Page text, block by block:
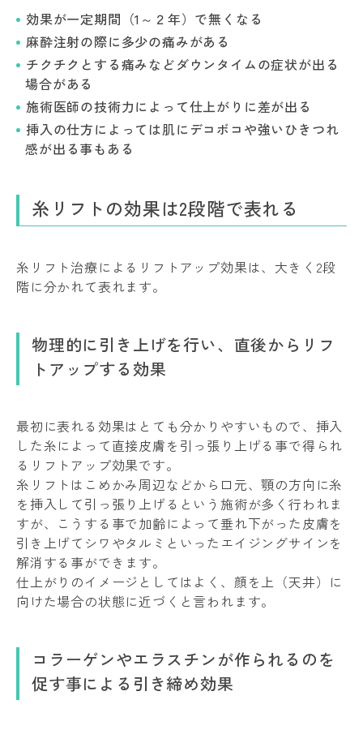
効果が一定期間（1～２年）で無くなる
麻酔注射の際に多少の痛みがある
チクチクとする痛みなどダウンタイムの症状が出る
場合がある
施術医師の技術力によって仕上がりに差が出る
挿入の仕方によっては肌にデコボコや強いひきつれ
感が出る事もある
糸リフトの効果は2段階で表れる
糸リフト治療によるリフトアップ効果は、大きく2段
階に分かれて表れます。
物理的に引き上げを行い、直後からリフ
トアップする効果
最初に表れる効果はとても分かりやすいもので、挿入
した糸によって直接皮膚を引っ張り上げる事で得られ
るリフトアップ効果です。
糸リフトはこめかみ周辺などから口元、顎の方向に糸
を挿入して引っ張り上げるという施術が多く行われま
すが、こうする事で加齢によって垂れ下がった皮膚を
引き上げてシワやタルミといったエイジングサインを
解消する事ができます。
仕上がりのイメージとしてはよく、顔を上（天井）に
向けた場合の状態に近づくと言われます。
コラーゲンやエラスチンが作られるのを
促す事による引き締め効果